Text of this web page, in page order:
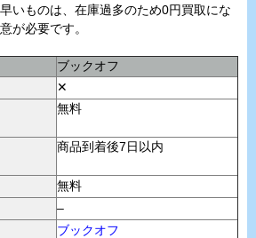
いものは、在庫過多のため0円買取にな
が必要です。
ブックオフ
✕
無料
商品到着後7日以内
無料
–
ブックオフ